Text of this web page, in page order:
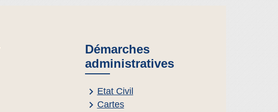
Démarches
administratives
keyboard_arrow_rightEtat Civil
keyboard_arrow_rightCartes